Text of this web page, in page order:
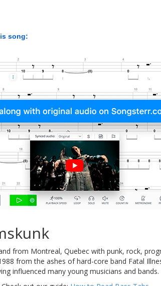
song:
from Montreal, Quebec with punk, rock,
from the ashes of hard-core band Fatal
influenced many young musicians and bands.